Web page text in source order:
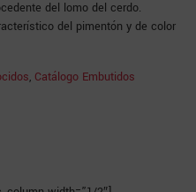
del lomo del cerdo.
del pimentón y de color
, Catálogo Embutidos